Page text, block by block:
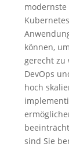
modernste
können,
gerecht zu
DevOps
hoch
sind Sie